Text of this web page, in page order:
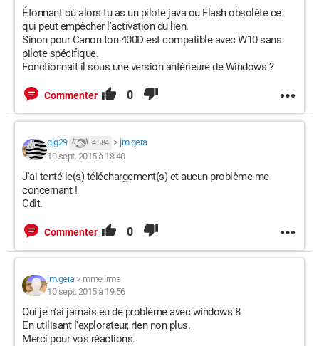
Étonnant où alors tu as un pilote java ou Flash obsolète ce
qui peut empêcher l'activation du lien.
Sinon pour Canon ton 400D est compatible avec W10 sans
pilote spécifique.
Fonctionnait il sous une version antérieure de Windows ?
Commenter 0
glg29 4 584 > jm.gera
10 sept. 2015 à 18:40
J'ai tenté le(s) téléchargement(s) et aucun problème me
concernant !
Cdlt.
Commenter 0
jm.gera> mme irma
10 sept. 2015 à 19:56
Oui je n'ai jamais eu de problème avec windows 8
En utilisant l'explorateur, rien non plus.
Merci pour vos réactions.